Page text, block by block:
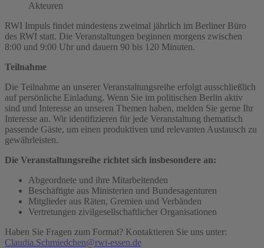
Akteuren
RWI Impuls findet mindestens zweimal jährlich im Berliner Büro
des RWI statt. Die Veranstaltungen beginnen morgens zwischen
8:00 und 9:00 Uhr und dauern 90 bis 120 Minuten.
Teilnahme
Die Teilnahme an unserer Veranstaltungsreihe erfolgt ausschließlich
auf persönliche Einladung. Wenn Sie im politischen Berlin aktiv
sind und Interesse an unseren Themen haben, melden Sie gerne Ihr
Interesse an. Wir identifizieren für jede Veranstaltung thematisch
passende Gäste, um einen produktiven und relevanten Austausch zu
gewährleisten.
Die Veranstaltungsreihe richtet sich insbesondere an:
Abgeordnete und ihre Mitarbeitenden
Beschäftigte aus Ministerien und Bundesagenturen
Mitglieder aus Räten, Gremien und Verbänden
Vertretungen zivilgesellschaftlicher Organisationen
Haben Sie Fragen zum Format? Kontaktieren Sie uns unter:
Claudia.Schmiedchen@rwi-essen.de